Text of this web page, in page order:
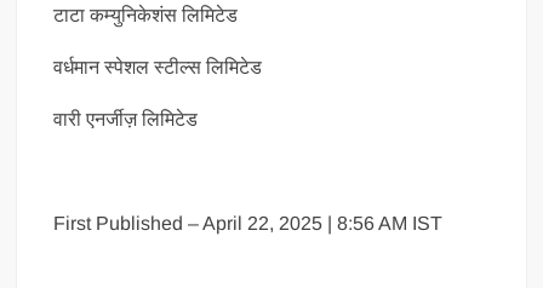
टाटा कम्युनिकेशंस लिमिटेड
वर्धमान स्पेशल स्टील्स लिमिटेड
वारी एनर्जीज़ लिमिटेड
First Published – April 22, 2025 | 8:56 AM IST